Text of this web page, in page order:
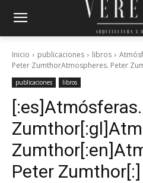
Inicio publicaciones libros
Peter ZumthorAtmospheres. Peter
publicaciones libros
Peter Zumthor[:]